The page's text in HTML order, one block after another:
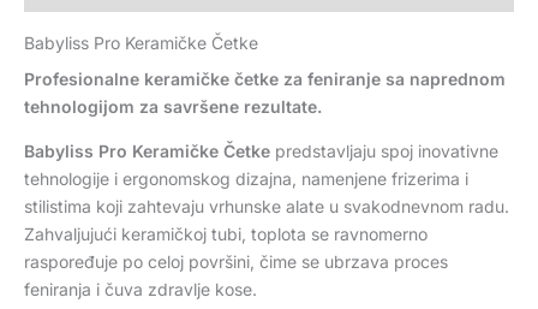
Babyliss Pro Keramičke Četke
Profesionalne keramičke četke za feniranje sa naprednom
tehnologijom za savršene rezultate.
Babyliss Pro Keramičke Četke predstavljaju spoj inovativne
tehnologije i ergonomskog dizajna, namenjene frizerima i
stilistima koji zahtevaju vrhunske alate u svakodnevnom radu.
Zahvaljujući keramičkoj tubi, toplota se ravnomerno
raspoređuje po celoj površini, čime se ubrzava proces
feniranja i čuva zdravlje kose.